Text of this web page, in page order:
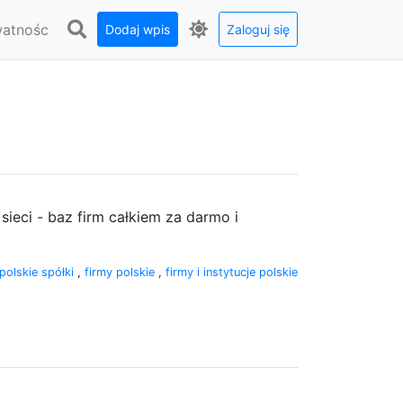
Dodaj wpis Zaloguj się
- baz firm całkiem za darmo i
polskie spółki , firmy polskie , firmy i instytucje polskie